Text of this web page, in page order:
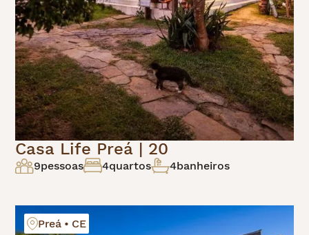
Casa Life Preá | 20
9pessoas 4quartos 4banheiros
Preá • CE